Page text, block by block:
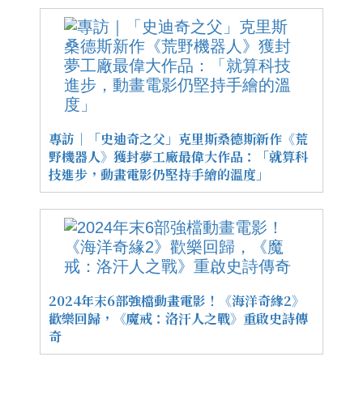
專訪｜「史迪奇之父」克里斯桑德斯新作《荒
野機器人》獲封夢工廠最偉大作品：「就算科
技進步，動畫電影仍堅持手繪的溫度」
2024年末6部強檔動畫電影！《海洋奇緣2》
歡樂回歸，《魔戒：洛汗人之戰》重啟史詩傳
奇